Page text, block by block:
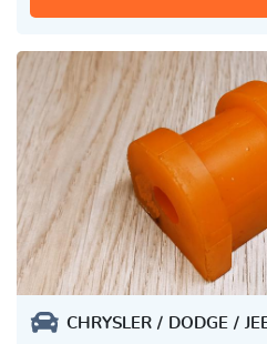
CHRYSLER DODGE